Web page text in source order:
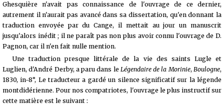
Ghesquière n'avait pas connaissance de l'ouvrage de ce dernier,
autrement il n'aurait pas avancé dans sa dissertation, qu'en donnant la
traduction envoyée par du Cange, il mettait au jour un manuscrit
jusqu'alors inédit ; il ne paraît pas non plus avoir connu l'ouvrage de D.
Pagnon, car il n'en fait nulle mention.
Une traduction presque littérale de la vie des saints Lugle et
Luglien, d'André Derby, a paru dans le Légendaire de la Morinie, Boulogne,
1830, in-8°, Le traducteur a gardé un silence significatif sur la légende
montdidérienne. Pour nos compatriotes, l'ouvrage le plus instructif sur
cette matière est le suivant :